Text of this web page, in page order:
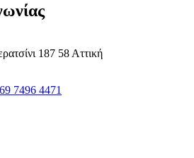
187 58 Αττική
7496 4471